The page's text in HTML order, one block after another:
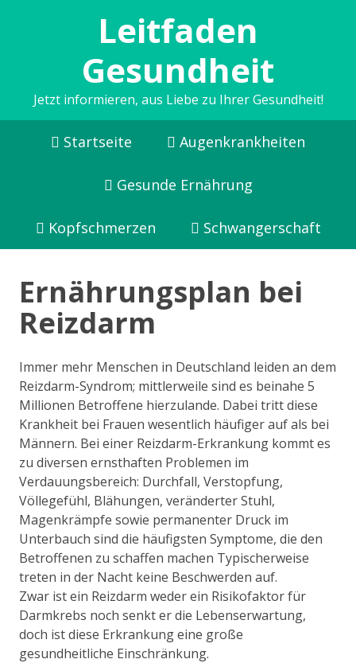
Leitfaden
Gesundheit
Jetzt informieren, aus Liebe zu Ihrer Gesundheit!
Startseite Augenkrankheiten
Gesunde Ernährung
Kopfschmerzen Schwangerschaft
Ernährungsplan bei
Reizdarm
Immer mehr Menschen in Deutschland leiden an dem
Reizdarm-Syndrom; mittlerweile sind es beinahe 5
Millionen Betroffene hierzulande. Dabei tritt diese
Krankheit bei Frauen wesentlich häufiger auf als bei
Männern. Bei einer Reizdarm-Erkrankung kommt es
zu diversen ernsthaften Problemen im
Verdauungsbereich: Durchfall, Verstopfung,
Völlegefühl, Blähungen, veränderter Stuhl,
Magenkrämpfe sowie permanenter Druck im
Unterbauch sind die häufigsten Symptome, die den
Betroffenen zu schaffen machen Typischerweise
treten in der Nacht keine Beschwerden auf.
Zwar ist ein Reizdarm weder ein Risikofaktor für
Darmkrebs noch senkt er die Lebenserwartung,
doch ist diese Erkrankung eine große
gesundheitliche Einschränkung.